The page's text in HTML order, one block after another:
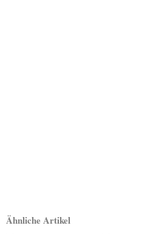
Ähnliche Artikel